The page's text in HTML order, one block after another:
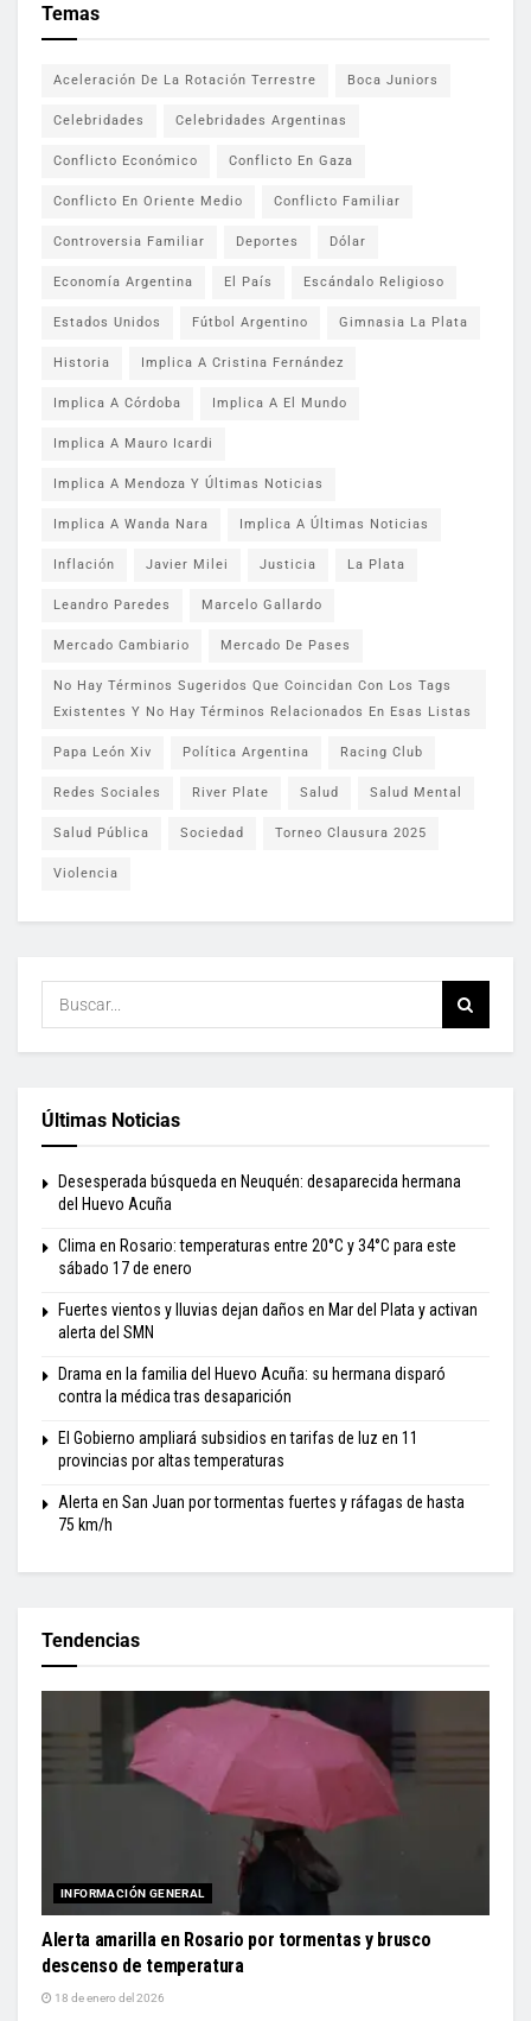
Temas
Aceleración De La Rotación Terrestre Boca Juniors
Celebridades Celebridades Argentinas
Conflicto Económico Conflicto En Gaza
Conflicto En Oriente Medio Conflicto Familiar
Controversia Familiar Deportes Dólar
Economía Argentina El País Escándalo Religioso
Estados Unidos Fútbol Argentino Gimnasia La Plata
Historia Implica A Cristina Fernández
Implica A Córdoba Implica A El Mundo
Implica A Mauro Icardi
Implica A Mendoza Y Últimas Noticias
Implica A Wanda Nara Implica A Últimas Noticias
Inflación Javier Milei Justicia La Plata
Leandro Paredes Marcelo Gallardo
Mercado Cambiario Mercado De Pases
No Hay Términos Sugeridos Que Coincidan Con Los Tags
Existentes Y No Hay Términos Relacionados En Esas Listas
Papa León Xiv Política Argentina Racing Club
Redes Sociales River Plate Salud Salud Mental
Salud Pública Sociedad Torneo Clausura 2025
Violencia
Últimas Noticias
Desesperada búsqueda en Neuquén: desaparecida hermana
del Huevo Acuña
Clima en Rosario: temperaturas entre 20°C y 34°C para este
sábado 17 de enero
Fuertes vientos y lluvias dejan daños en Mar del Plata y activan
alerta del SMN
Drama en la familia del Huevo Acuña: su hermana disparó
contra la médica tras desaparición
El Gobierno ampliará subsidios en tarifas de luz en 11
provincias por altas temperaturas
Alerta en San Juan por tormentas fuertes y ráfagas de hasta
75 km/h
Tendencias
INFORMACIÓN GENERAL
Alerta amarilla en Rosario por tormentas y brusco
descenso de temperatura
18 de enero del 2026